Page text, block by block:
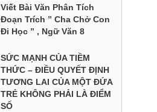
Viết Bài Văn Phân Tích
Đoạn Trích ” Cha Chở Con
Đi Học ” , Ngữ Văn 8
SỨC MẠNH CỦA TIỀM
THỨC – ĐIỀU QUYẾT ĐỊNH
TƯƠNG LAI CỦA MỘT ĐỨA
TRẺ KHÔNG PHẢI LÀ ĐIỂM
SỐ